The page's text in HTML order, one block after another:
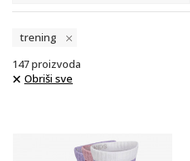
trening
147proizvoda
Obriši sve